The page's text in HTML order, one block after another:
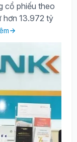
cổ phiếu theo
hơn 13.972 tỷ